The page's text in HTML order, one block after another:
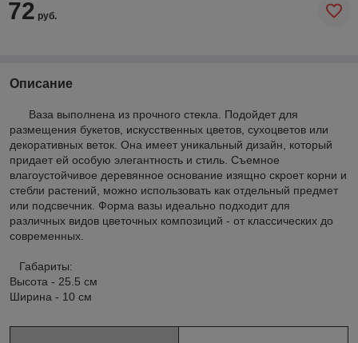
72 руб.
Описание
Ваза выполнена из прочного стекла. Подойдет для
размещения букетов, искусственных цветов, сухоцветов или
декоративных веток. Она имеет уникальный дизайн, который
придает ей особую элегантность и стиль. Съемное
влагоустойчивое деревянное основание изящно скроет корни и
стебли растений, можно использовать как отдельный предмет
или подсвечник. Форма вазы идеально подходит для
различных видов цветочных композиций - от классических до
современных.
Габариты:
Высота - 25.5 см
Ширина - 10 см